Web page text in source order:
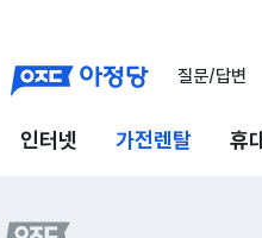
질문/답변
인터넷 가전렌탈 휴